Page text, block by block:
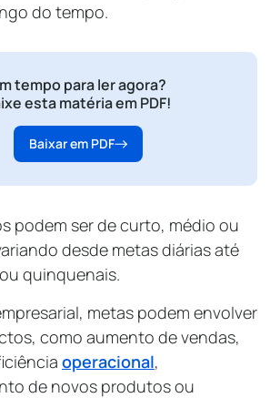
do tempo.
tempo para ler agora?
esta matéria em PDF!
Baixar em PDF
podem ser de curto, médio ou
desde metas diárias até
quinquenais.
metas podem envolver
como aumento de vendas,
operacional,
de novos produtos ou